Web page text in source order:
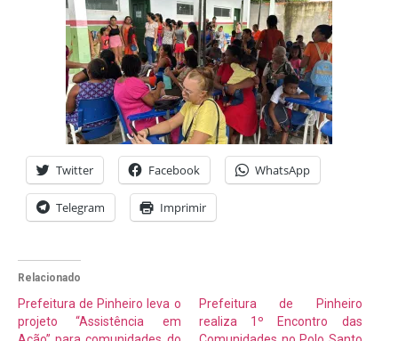
Twitter Facebook WhatsApp
Telegram Imprimir
Relacionado
Prefeitura de Pinheiro leva o
projeto “Assistência em
Prefeitura de Pinheiro
realiza 1º Encontro das